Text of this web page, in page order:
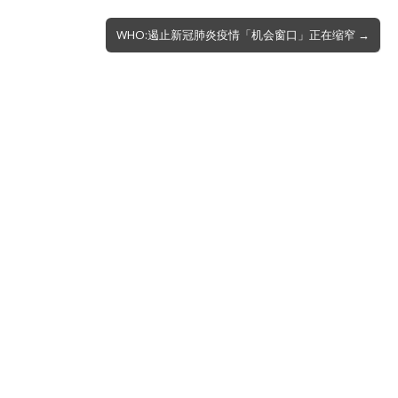
WHO:遏止新冠肺炎疫情「机会窗口」正在缩窄 →